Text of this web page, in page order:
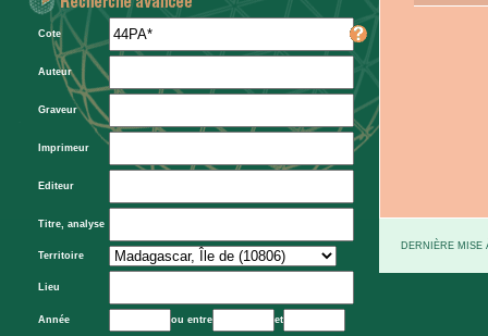
Cote
Auteur
Graveur
Imprimeur
Editeur
Titre, analyse
Territoire
Lieu
Année ou entre et
DERNIÈRE MISE